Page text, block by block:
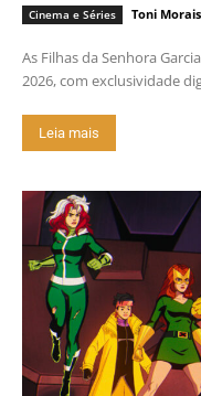
Cinema e Séries Toni Morais
As Filhas da Senhora
2026, com exclusividade
Leia mais